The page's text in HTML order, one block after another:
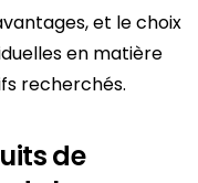
et le choix
en matière
recherchés.
de